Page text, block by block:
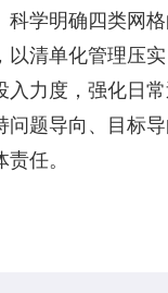
科学明确四类网
以清单化管理压
入力度，强化日
问题导向、目标
责任。